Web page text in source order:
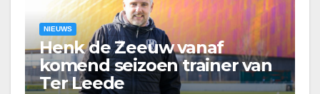
NIEUWS
Henk de Zeeuw vanaf
komend seizoen trainer van
Ter Leede